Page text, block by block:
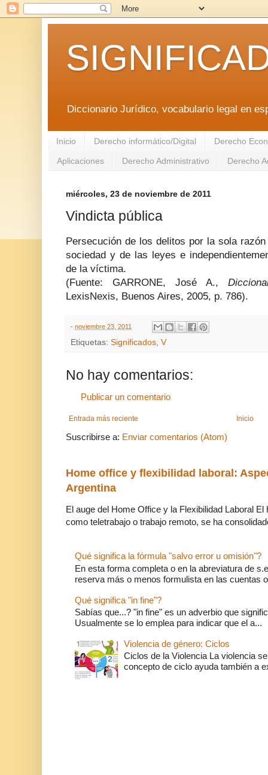
Diccionario Jurídico, vocabulario legal en
Inicio Derecho informático/Digital Derecho
Aplicaciones Derecho Administrativo Derecho
miércoles, 23 de noviembre de 2011
Vindicta pública
Persecución de los delitos por la sola
sociedad y de las leyes e
de la víctima.
(Fuente: GARRONE, José A.,
LexisNexis, Buenos Aires, 2005, p. 786).
- noviembre 23, 2011
Etiquetas: Significados, V
No hay comentarios:
Publicar un comentario
Entrada más reciente Inicio
Suscribirse a: Enviar comentarios (Atom)
Home office y flexibilidad laboral:
Argentina
El auge del Home Office y la Flexibilidad Laboral
como teletrabajo o trabajo remoto, se ha
Qué significa la fórmula "salvo error u omisión"?
En esta forma completa o en la abreviatura de
reserva más o menos formulista en las cuentas
Qué significa "in fine"?
Sabías que...? "in fine" es un adverbio que
Usualmente se lo emplea para indicar que el a...
Violencia de género: Ciclos
Ciclos de la Violencia La violencia
concepto de ciclo ayuda también a